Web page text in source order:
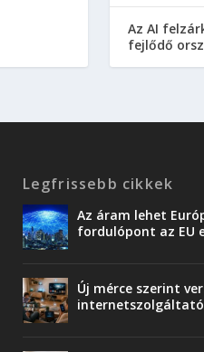
Az AI
fejlődő
Legfrissebb cikkek
Az áram lehet
fordulópont az EU
Új mérce szerint